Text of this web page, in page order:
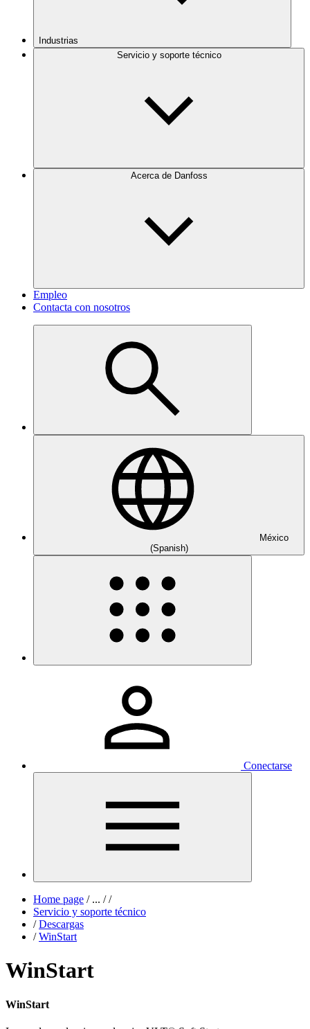
Industrias
Servicio y soporte técnico
Acerca de Danfoss
Empleo
Contacta con nosotros
México
(Spanish)
Conectarse
Home page /... / /
Servicio y soporte técnico
/ Descargas
/ WinStart
WinStart
WinStart